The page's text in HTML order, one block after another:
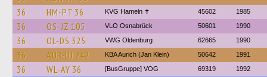
36 HM-PT 36 KVG Hameln ✝ 45602 1985
36 OS-JZ 105 VLO Osnabrück 50601 1990
36 OL-DS 325 VWG Oldenburg 62665 1990
36 AUR-UJ 242 KBA Aurich (Jan Klein) 50642 1991
36 WL-AY 36 [BusGruppe] VOG 69319 1992